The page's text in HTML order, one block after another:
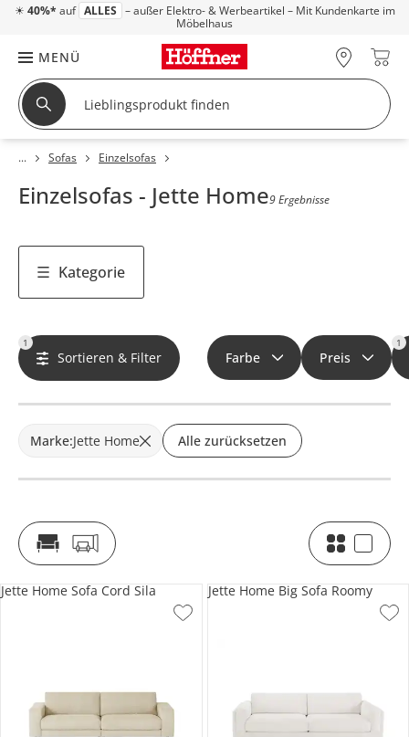
☀ 40%* auf ALLES – außer Elektro- & Werbeartikel – Mit Kundenkarte im
Möbelhaus
MENÜ
Sofas Einzelsofas
Einzelsofas - Jette Home9 Ergebnisse
Kategorie
1
Sortieren & Filter Farbe Preis
1
Marke:Jette Home Alle zurücksetzen
Jette Home Sofa Cord Sila Jette Home Big Sofa Roomy